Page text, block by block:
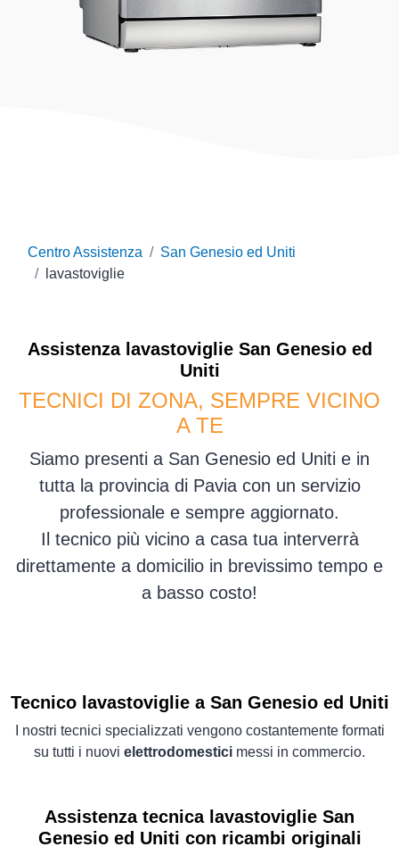
Centro Assistenza
San Genesio ed Uniti
lavastoviglie
Assistenza lavastoviglieSan Genesio ed
Uniti
TECNICI DI ZONA, SEMPRE VICINO
A TE
Siamo presenti a San Genesio ed Uniti e in
tutta la provincia di Pavia con un servizio
professionale e sempre aggiornato.
Il tecnico più vicino a casa tua interverrà
direttamente a domicilio in brevissimo tempo e
a basso costo!
Tecnico lavastoviglie a San Genesio ed Uniti
I nostri tecnici specializzati vengono costantemente formati
su tutti i nuovi elettrodomestici messi in commercio.
Assistenza tecnica lavastoviglie San
Genesio ed Uniti con ricambi originali